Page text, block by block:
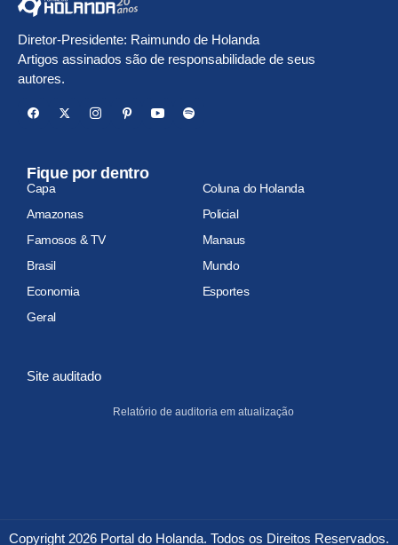
Diretor-Presidente: Raimundo de Holanda
Artigos assinados são de responsabilidade de seus
autores.
Fique por dentro
Capa
Coluna do Holanda
Amazonas
Policial
Famosos & TV
Manaus
Brasil
Mundo
Economia
Esportes
Geral
Site auditado
Relatório de auditoria em atualização
Copyright 2026 Portal do Holanda. Todos os Direitos Reservados.